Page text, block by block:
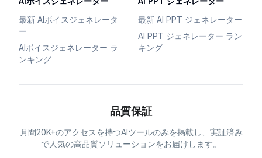
最新 AIボイスジェネレータ
ー
AIボイスジェネレーター ラ
ンキング
最新 AI PPT ジェネレーター
AI PPT ジェネレーター ラン
キング
品質保証
月間20K+のアクセスを持つAIツールのみを掲載し、実証済み
で人気の高品質ソリューションをお届けします。